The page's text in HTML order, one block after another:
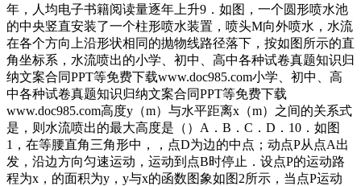
年，人均电子书籍阅读量逐年上升9．如图，一个圆形喷水池
的中央竖直安装了一个柱形喷水装置，喷头M向外喷水，水流
在各个方向上沿形状相同的抛物线路径落下，按如图所示的直
角坐标系，水流喷出的小学、初中、高中各种试卷真题知识归
纳文案合同PPT等免费下载www.doc985.com小学、初中、高
中各种试卷真题知识归纳文案合同PPT等免费下载
www.doc985.com高度y（m）与水平距离x（m）之间的关系式
是，则水流喷出的最大高度是（）A．B．C．D．10．如图
1，在等腰直角三角形中，，点D为边的中点；动点P从点A出
发，沿边方向匀速运动，运动到点B时停止．设点P的运动路
程为x，的面积为y，y与x的函数图象如图2所示，当点P运动